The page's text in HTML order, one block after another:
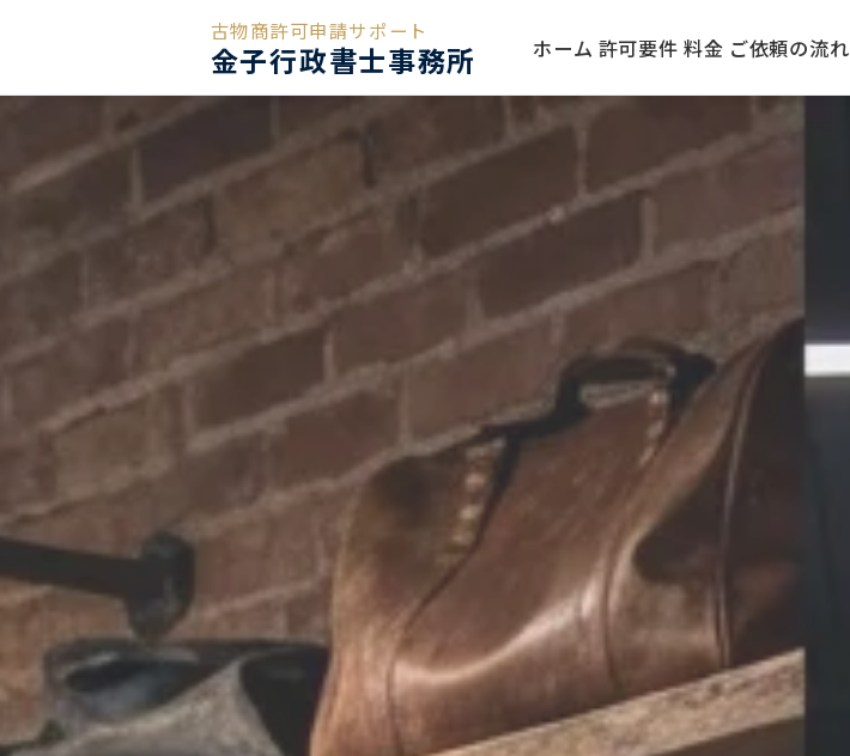
古物商許可申請サポート
金子行政書士事務所 ホーム 許可要件 料金 ご依頼の流れ